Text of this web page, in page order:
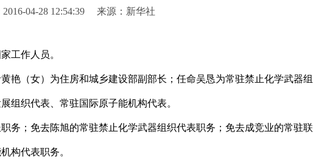
2016-04-28 12:54:39 来源：新华社
工作人员。
（女）为住房和城乡建设部副部长；任命吴恳为常驻禁止化学武器组
组织代表、常驻国际原子能机构代表。
；免去陈旭的常驻禁止化学武器组织代表职务；免去成竞业的常驻联
构代表职务。